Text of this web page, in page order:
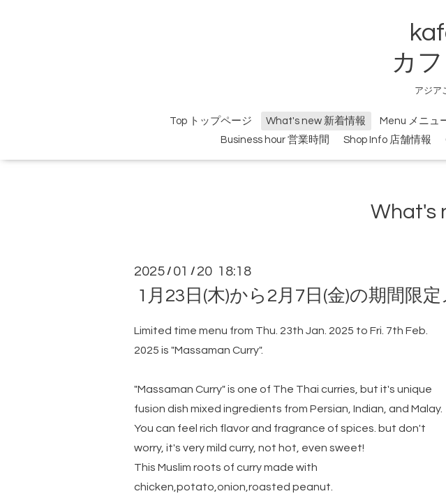
カ
アジア
Top トップページ What's new 新着情報 Menu メニュ
Business hour 営業時間
Shop Info 店舗情報
What's
2025 / 01 / 20 18:18
1月23日(木)から2月7日(金)の期間限
Limited time menu from Thu. 23th Jan. 2025 to Fri. 7th Feb.
2025 is "Massaman Curry".
"Massaman Curry" is one of The Thai curries, but it's unique
fusion dish mixed ingredients from Persian, Indian, and Malay.
You can feel rich flavor and fragrance of spices. but don't
worry, it's very mild curry, not hot, even sweet!
This Muslim roots of curry made with
chicken,potato,onion,roasted peanut.